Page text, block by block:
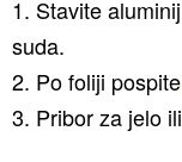
1. Stavite
suda.
2. Po foliji pospite
3. Pribor za jelo